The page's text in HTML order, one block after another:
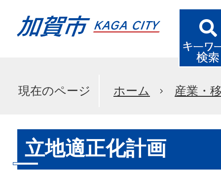
現在のページ ホーム 産業・
立地適正化計画